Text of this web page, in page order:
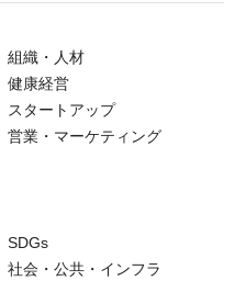
組織・人材
健康経営
スタートアップ
営業・マーケティング
SDGs
社会・公共・インフラ